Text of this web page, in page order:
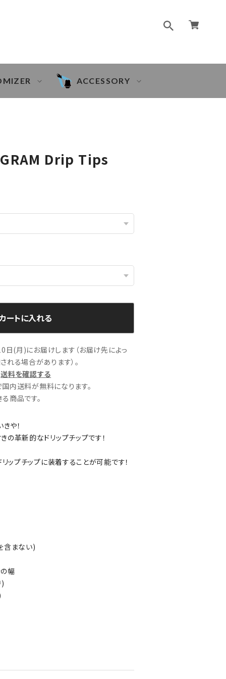
ACCESSORY
Drip Tips
ートに入れる
(月)にお届けします（お届け先によっ
れる場合があります）。
送料を確認する
内送料が無料になります。
商品です。
や！
の革新的なドリップチップです！
ップチップに装着することが可能です！
まない)
幅